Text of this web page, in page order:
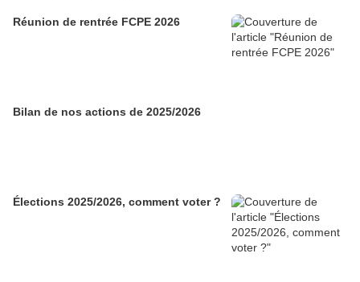
Réunion de rentrée FCPE 2026
Bilan de nos actions de 2025/2026
Élections 2025/2026, comment voter ?